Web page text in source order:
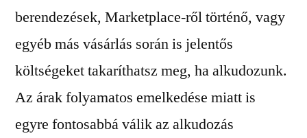
berendezések, Marketplace-ről történő, vagy
egyéb más vásárlás során is jelentős
költségeket takaríthatsz meg, ha alkudozunk.
Az árak folyamatos emelkedése miatt is
egyre fontosabbá válik az alkudozás